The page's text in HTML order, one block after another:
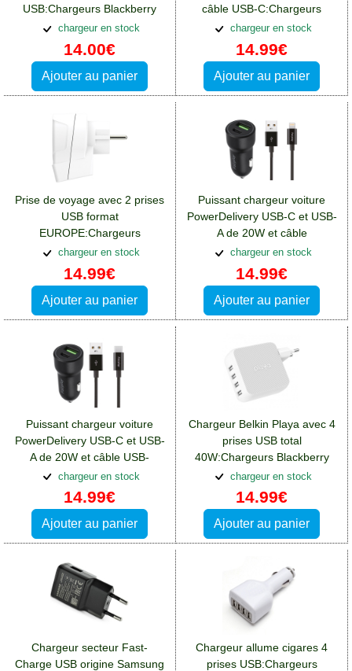
USB:Chargeurs Blackberry
DTEK50
chargeur en stock
14.00€
Ajouter au panier
câble USB-C:Chargeurs
Blackberry DTEK50
chargeur en stock
14.99€
Ajouter au panier
Prise de voyage avec 2 prises
USB format
EUROPE:Chargeurs
Blackberry DTEK50
chargeur en stock
14.99€
Ajouter au panier
Puissant chargeur voiture
PowerDelivery USB-C et USB-
A de 20W et câble
Lightning:Chargeurs
Blackberry DTEK50
chargeur en stock
14.99€
Ajouter au panier
Puissant chargeur voiture
PowerDelivery USB-C et USB-
A de 20W et câble USB-
C:Chargeurs Blackberry
DTEK50
chargeur en stock
14.99€
Ajouter au panier
Chargeur Belkin Playa avec 4
prises USB total
40W:Chargeurs Blackberry
DTEK50
chargeur en stock
14.99€
Ajouter au panier
Chargeur secteur Fast-
Charge USB origine Samsung
Chargeur allume cigares 4
prises USB:Chargeurs